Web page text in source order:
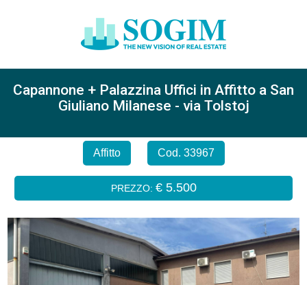
Capannone + Palazzina Uffici in Affitto a San
Giuliano Milanese - via Tolstoj
Affitto Cod. 33967
PREZZO: € 5.500